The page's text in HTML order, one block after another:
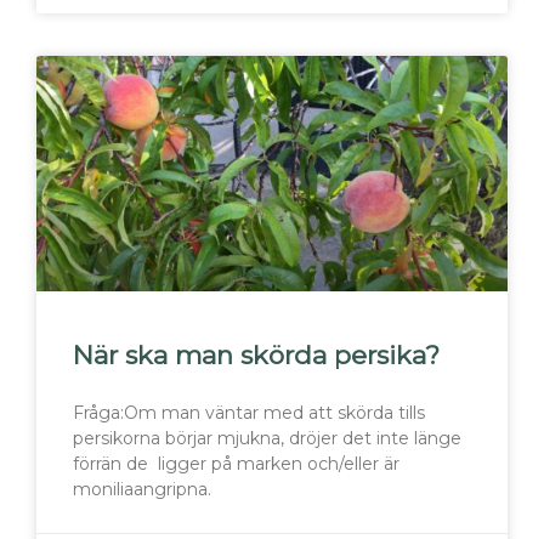
När ska man skörda persika?
Fråga:Om man väntar med att skörda tills
persikorna börjar mjukna, dröjer det inte länge
förrän de ligger på marken och/eller är
moniliaangripna.